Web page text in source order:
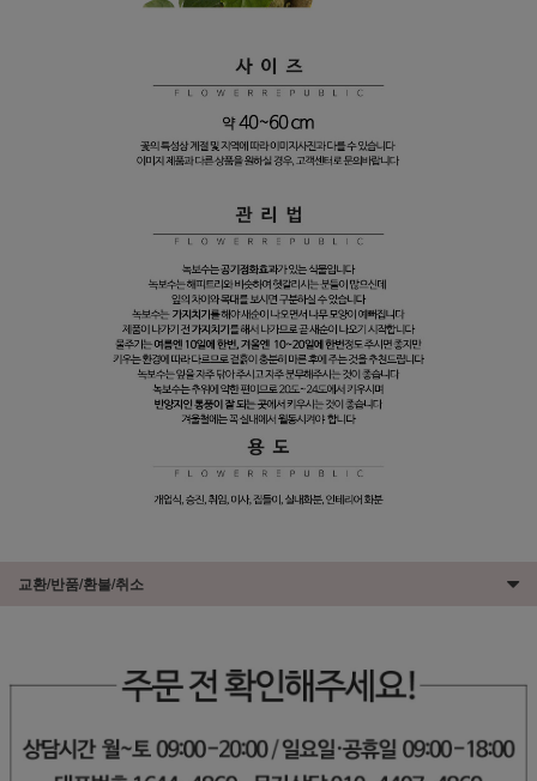
교환/반품/환불/취소